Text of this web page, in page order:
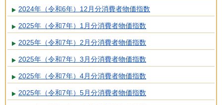
2024年（令和6年）12月分消費者物価指数
2025年（令和7年）1月分消費者物価指数
2025年（令和7年）2月分消費者物価指数
2025年（令和7年）3月分消費者物価指数
2025年（令和7年）4月分消費者物価指数
2025年（令和7年）5月分消費者物価指数